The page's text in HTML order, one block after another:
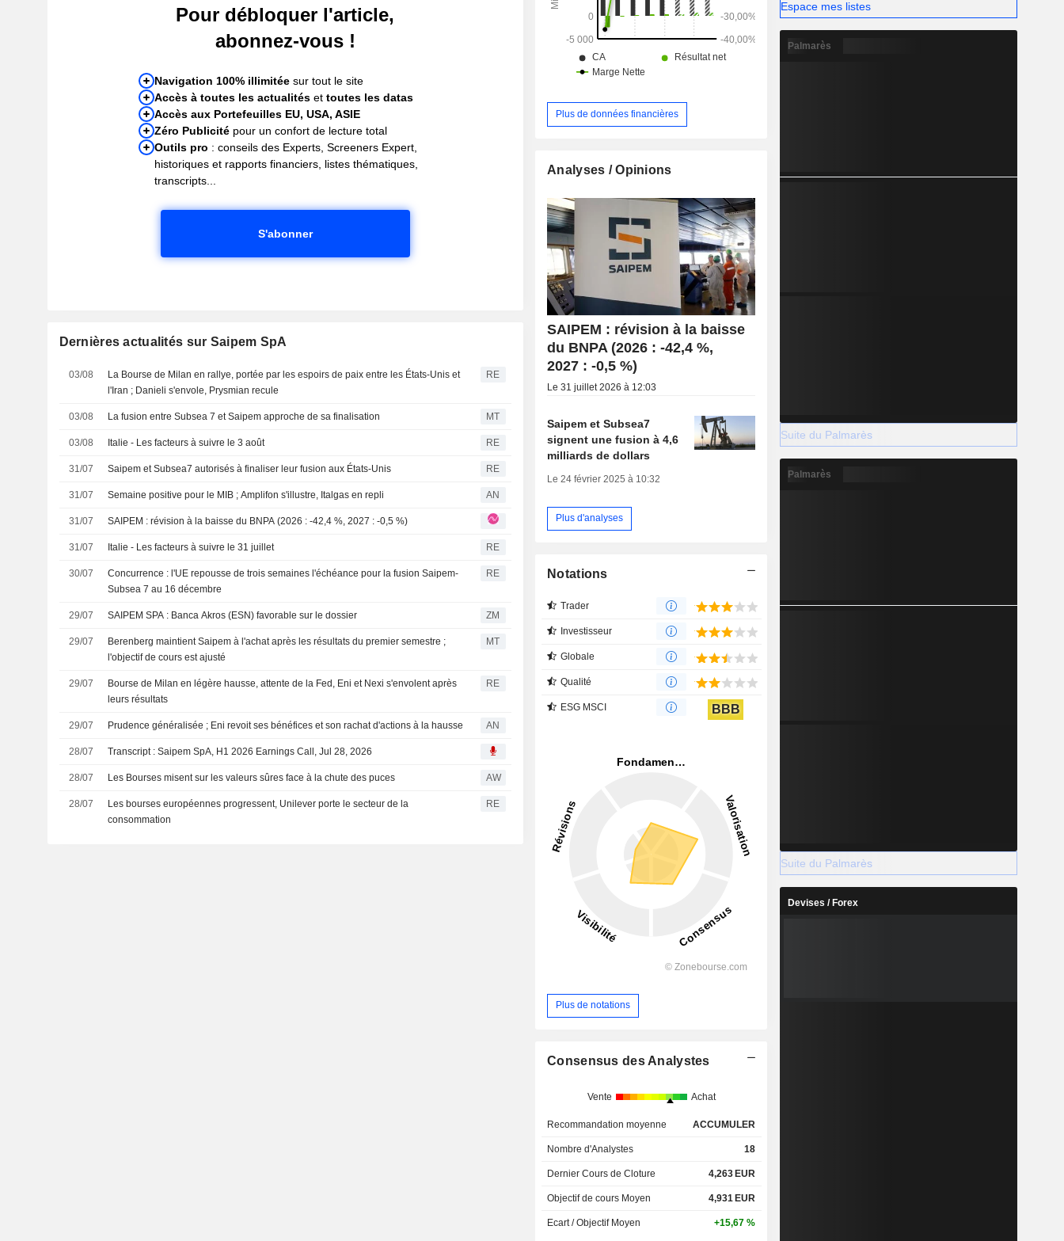
Pour débloquer l'article,
abonnez-vous !
Navigation 100% illimitée sur tout le site
Accès à toutes les actualités ettoutes les datas
Accès aux Portefeuilles EU, USA, ASIE
Zéro Publicité pour un confort de lecture total
Outils pro : conseils des Experts, Screeners Expert,
historiques et rapports financiers, listes thématiques,
transcripts...
S'abonner
Dernières actualités sur Saipem SpA
03/08
La Bourse de Milan en rallye, portée par les espoirs de paix entre les États-Unis et
l'Iran ; Danieli s'envole, Prysmian recule
RE
03/08 La fusion entre Subsea 7 et Saipem approche de sa finalisation MT
03/08 Italie - Les facteurs à suivre le 3 août RE
31/07 Saipem et Subsea7 autorisés à finaliser leur fusion aux États-Unis RE
31/07 Semaine positive pour le MIB ; Amplifon s'illustre, Italgas en repli AN
31/07 SAIPEM : révision à la baisse du BNPA (2026 : -42,4 %, 2027 : -0,5 %)
31/07 Italie - Les facteurs à suivre le 31 juillet RE
30/07
Concurrence : l'UE repousse de trois semaines l'échéance pour la fusion Saipem-
Subsea 7 au 16 décembre
RE
29/07 SAIPEM SPA : Banca Akros (ESN) favorable sur le dossier ZM
29/07
Berenberg maintient Saipem à l'achat après les résultats du premier semestre ;
l'objectif de cours est ajusté
MT
29/07
Bourse de Milan en légère hausse, attente de la Fed, Eni et Nexi s'envolent après
leurs résultats
RE
29/07 Prudence généralisée ; Eni revoit ses bénéfices et son rachat d'actions à la hausse AN
28/07 Transcript : Saipem SpA, H1 2026 Earnings Call, Jul 28, 2026
28/07 Les Bourses misent sur les valeurs sûres face à la chute des puces AW
28/07
Les bourses européennes progressent, Unilever porte le secteur de la
consommation
RE
Plus de données financières
Analyses / Opinions
SAIPEM : révision à la baisse
du BNPA (2026 : -42,4 %,
2027 : -0,5 %)
Le 31 juillet 2026 à 12:03
Saipem et Subsea7
signent une fusion à 4,6
milliards de dollars
Le 24 février 2025 à 10:32
Plus d'analyses
Notations
Trader
Investisseur
Globale
Qualité
ESG MSCI BBB
Plus de notations
Consensus des Analystes
Vente Achat
Recommandation moyenne ACCUMULER
Nombre d'Analystes 18
Dernier Cours de Cloture 4,263 EUR
Objectif de cours Moyen 4,931 EUR
Ecart / Objectif Moyen +15,67 %
Espace mes listes
Palmarès
Suite du Palmarès
Palmarès
Suite du Palmarès
Devises / Forex